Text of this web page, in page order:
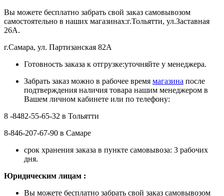
Вы можете бесплатно забрать свой заказ самовывозом
самостоятельно в наших магазинах:г.Тольятти, ул.Заставная
26А.
г.Самара, ул. Партизанская 82А
Готовность заказа к отгрузке:уточняйте у менеджера.
Забрать заказ можно в рабочее время магазина после
подтверждения наличия товара нашим менеджером в
Вашем личном кабинете или по телефону:
8 -8482-55-65-32 в Тольятти
8-846-207-67-90 в Самаре
срок хранения заказа в пункте самовывоза: 3 рабочих
дня.
Юридическим лицам :
Вы можете бесплатно забрать свой заказ самовывозом